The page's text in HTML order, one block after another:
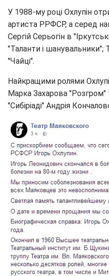
У 1988-му році Охлупін
артиста РРФСР, а серед
Сергій Серьогін в
"Таланти і шанувальники";
"Чайці".
Найкращими ролями
Марка Захарова "Розгром"
"Сибіріаді" Андрія